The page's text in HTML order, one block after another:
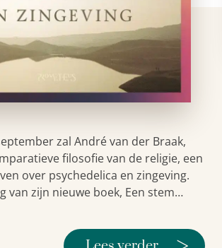
zal André van der Braak,
filosofie van de religie, een
over psychedelica en zingeving.
van zijn nieuwe boek, Een stem…